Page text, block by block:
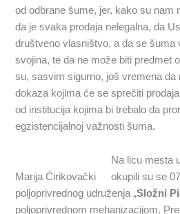
od odbrane šume, jer, kako su nam
da je svaka prodaja nelegalna, da
društveno vlasništvo, a da se šuma
svojina, te da ne može biti predmet
su, sasvim sigurno, još vremena da
dokaza kojima će se sprečiti
od institucija kojima bi trebalo da
egzistencijalnoj važnosti šuma.
Marija Ćirikovački
Na licu mesta
okupili su se
poljoprivrednog udruženja „Složni
poljoprivrednom mehanizacijom.